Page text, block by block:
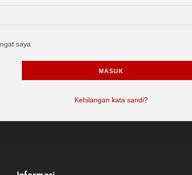
saya
MASUK
Kehilangan kata sandi?